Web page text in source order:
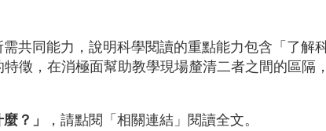
同能力，說明科學閱讀的重點能力包含「了解
徵，在消極面幫助教學現場釐清二者之間的區隔
？」 ，請點閱「相關連結」閱讀全文。